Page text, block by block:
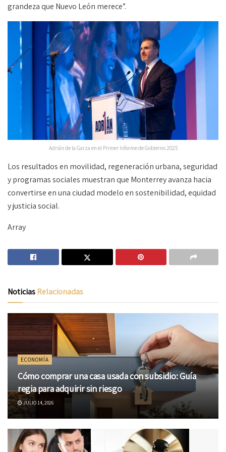
grandeza que Nuevo León merece”.
Adrián de la Garza en el Primer Informe de Gobierno 2025
Los resultados en movilidad, regeneración urbana, seguridad
y programas sociales muestran que Monterrey avanza hacia
convertirse en una ciudad modelo en sostenibilidad, equidad
y justicia social.
Array
NoticiasRelacionadas
ECONOMÍA
Cómo comprar una casa usada con subsidio: Guía
regia para adquirir sin riesgo
JULIO 14, 2026